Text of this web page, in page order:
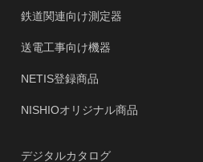
鉄道関連向け測定器
送電工事向け機器
NETIS登録商品
NISHIOオリジナル商品
デジタルカタログ